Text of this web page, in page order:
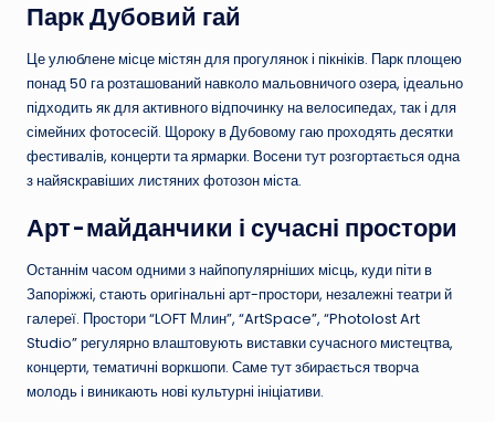
Парк Дубовий гай
Це улюблене місце містян для прогулянок і пікніків. Парк площею
понад 50 га розташований навколо мальовничого озера, ідеально
підходить як для активного відпочинку на велосипедах, так і для
сімейних фотосесій. Щороку в Дубовому гаю проходять десятки
фестивалів, концерти та ярмарки. Восени тут розгортається одна
з найяскравіших листяних фотозон міста.
Арт-майданчики і сучасні простори
Останнім часом одними з найпопулярніших місць, куди піти в
Запоріжжі, стають оригінальні арт-простори, незалежні театри й
галереї. Простори “LOFT Млин”, “ArtSpace”, “Photolost Art
Studio” регулярно влаштовують виставки сучасного мистецтва,
концерти, тематичні воркшопи. Саме тут збирається творча
молодь і виникають нові культурні ініціативи.